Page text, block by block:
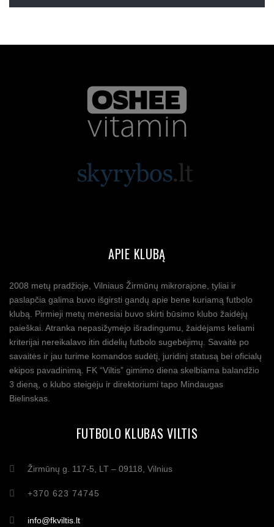
APIE KLUBĄ
2008 metų pradžioje, Vilniaus Žirmūnų mikrorajone, tyliai ir
paslapčia galima buvo išgirsti gandų apie bene kuriamą futbolo
klubą. Pirmieji metų mėnesiai buvo skirti būsimo klubo žaidėjų
paieškai. Atranka nepasižymėjo išradingumu, žaidėjams keliami
kriterijai nereikalavo itin didelių futbolo sugebėjimų. Savaitė po
savaitės ir jau turime komandos sudėtį, juridinį statusą bei oficialų
ekipos pavadinimą. FK “Viltis” gimimo diena skelbiama balandžio
3 dieną, o klubo steigėju ir direktoriumi tapo Mindaugas
Bielinskas.
FUTBOLO KLUBAS VILTIS
Žirmūnų g. 117-5, LT – 09118, Vilnius
+370 623 74745
info@fkviltis.lt